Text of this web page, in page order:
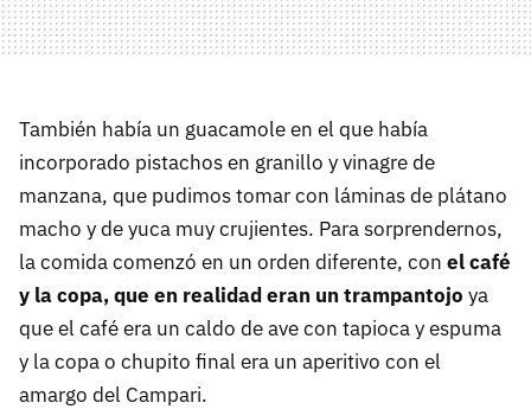
También había un guacamole en el que había
incorporado pistachos en granillo y vinagre de
manzana, que pudimos tomar con láminas de plátano
macho y de yuca muy crujientes. Para sorprendernos,
la comida comenzó en un orden diferente, con el café
y la copa, que en realidad eran un trampantojo ya
que el café era un caldo de ave con tapioca y espuma
y la copa o chupito final era un aperitivo con el
amargo del Campari.